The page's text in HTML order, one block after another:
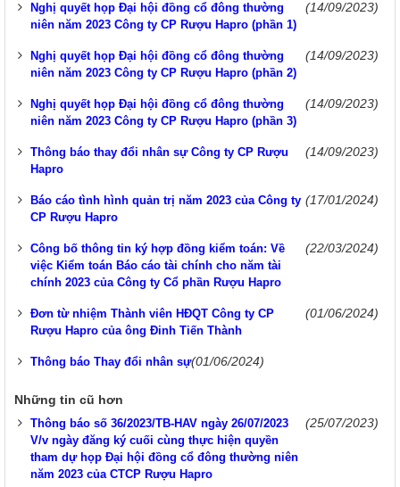
Nghị quyết họp Đại hội đồng cổ đông thường
niên năm 2023 Công ty CP Rượu Hapro (phần 1)
(14/09/2023)
Nghị quyết họp Đại hội đồng cổ đông thường
niên năm 2023 Công ty CP Rượu Hapro (phần 2)
(14/09/2023)
Nghị quyết họp Đại hội đồng cổ đông thường
niên năm 2023 Công ty CP Rượu Hapro (phần 3)
(14/09/2023)
Thông báo thay đổi nhân sự Công ty CP Rượu
Hapro
(14/09/2023)
Báo cáo tình hình quản trị năm 2023 của Công ty
CP Rượu Hapro
(17/01/2024)
Công bố thông tin ký hợp đồng kiểm toán: Về
việc Kiểm toán Báo cáo tài chính cho năm tài
chính 2023 của Công ty Cổ phần Rượu Hapro
(22/03/2024)
Đơn từ nhiệm Thành viên HĐQT Công ty CP
Rượu Hapro của ông Đinh Tiến Thành
(01/06/2024)
Thông báo Thay đổi nhân sự(01/06/2024)
Những tin cũ hơn
Thông báo số 36/2023/TB-HAV ngày 26/07/2023
V/v ngày đăng ký cuối cùng thực hiện quyền
tham dự họp Đại hội đồng cổ đông thường niên
năm 2023 của CTCP Rượu Hapro
(25/07/2023)